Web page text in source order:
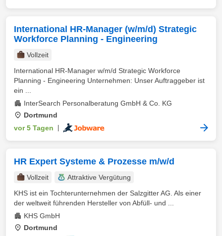
International HR-Manager (w/m/d) Strategic
Workforce Planning - Engineering
Vollzeit
International HR-Manager w/m/d Strategic Workforce
Planning - Engineering Unternehmen: Unser Auftraggeber ist
ein ...
InterSearch Personalberatung GmbH & Co. KG
Dortmund
vor 5 Tagen
HR Expert Systeme & Prozesse m/w/d
Vollzeit
Attraktive Vergütung
KHS ist ein Tochterunternehmen der Salzgitter AG. Als einer
der weltweit führenden Hersteller von Abfüll- und ...
KHS GmbH
Dortmund